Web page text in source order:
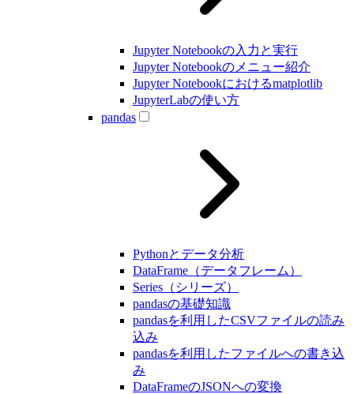
Jupyter Notebookの入力と実行
Jupyter Notebookのメニュー紹介
Jupyter Notebookにおけるmatplotlib
JupyterLabの使い方
pandas
Pythonとデータ分析
DataFrame（データフレーム）
Series（シリーズ）
pandasの基礎知識
pandasを利用したCSVファイルの読み
込み
pandasを利用したファイルへの書き込
み
DataFrameのJSONへの変換